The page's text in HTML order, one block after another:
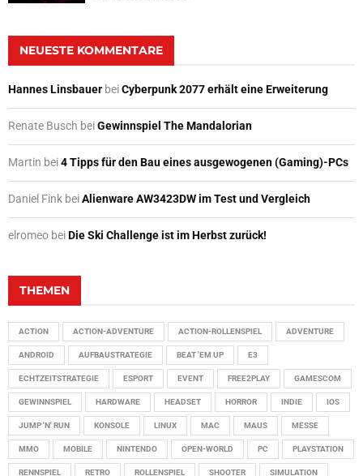
NEUESTE KOMMENTARE
Hannes Linsbauer beiCyberpunk 2077 erhält eine Erweiterung
Renate Busch beiGewinnspiel The Mandalorian
Martin bei4 Tipps für den Bau eines ausgewogenen (Gaming)-PCs
Daniel Fink beiAlienware AW3423DW im Test und Vergleich
elromeo beiDie Ski Challenge ist im Herbst zurück!
THEMEN
ACTION ACTION-ADVENTURE ACTION-ROLLENSPIEL ADVENTURE
ANDROID AUFBAUSTRATEGIE BEAT 'EM UP E3
ECHTZEITSTRATEGIE ESPORT EVENT FREE2PLAY GAMESCOM
GEWINNSPIEL HARDWARE HEADSET HORROR INDIE IOS
JUMP 'N' RUN KONSOLE LINUX MAC MAUS MESSE
MMO MOBILE NINTENDO OPEN-WORLD PC PLAYSTATION
RENNSPIEL RETRO ROLLENSPIEL SHOOTER SIMULATION